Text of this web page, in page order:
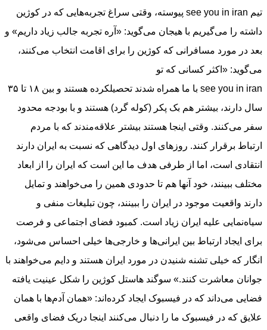
تیم see you in iran پیوسته، وقتی سراغ تجربه‌هایی که در کوژین
داشته را می‌گیریم با هیجان می‌گوید: «آره تجربه جالب زیاد داریم» و
بعد در مورد مسافرانی که کوژین را برای اقامت انتخاب می‌کنند،
می‌گوید‌: «اکثر کسانی که تو
see you in iran با ما همراه شدند تحصیلکرده هستند و بین ١٨ تا ٣۵
سال دارند، بیشتر هم بک پکر (کوله گرد) هستند و با بودجه محدود
سفر می‌کنند. وقتی اینجا هستند بیشتر علاقه‌مندند که با مردم
ارتباط برقرار کنند. روزهای اول دیدگاهی که نسبت به ایران دارند
انتقادی است، اما از طرفی هدف ما این است که ایران را از ابعاد
مختلف ببینند، خود آنها هم تا حدودی همین را می‌خواهند و تمایل
دارند واقعیت موجود در ایران را ببینند، چون تبلیغات منفی و
سیاه‌نمایی علیه ایران زیاد است. کمبود فضای اجتماعی و فرصت
برای ایجاد ارتباط بین ایرانی‌ها و خارجی‌ها خیلی احساس می‌شود،
انگار که خیلی تشنه شنیدن در مورد ایران هستند و دایم می‌خواهند با
جوانان معاشرت کنند.» سوگند هاستل کوژین را شکل عینیت یافته
فضایی می‌داند که در فیسبوک ایجاد کرده‌اند: «همان آدم‌ها با همان
علایق که در فیسبوک ما را دنبال می‌کنند اینجا دریک فضای واقعی